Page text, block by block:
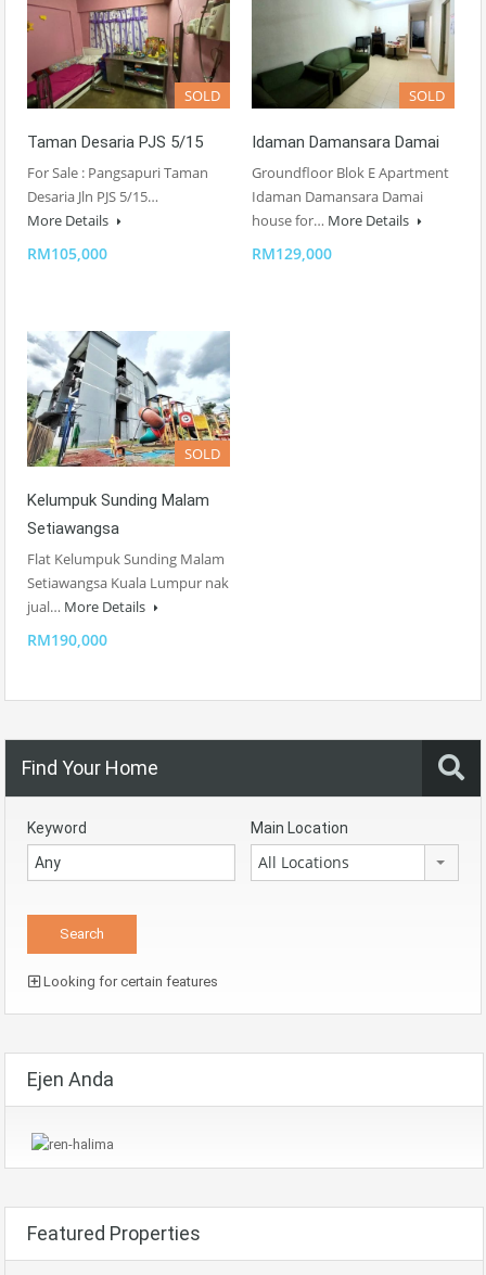
SOLD
Taman Desaria PJS 5/15
For Sale : Pangsapuri Taman
Desaria Jln PJS 5/15…
More Details
RM105,000
SOLD
Idaman Damansara Damai
Groundfloor Blok E Apartment
Idaman Damansara Damai
house for… More Details
RM129,000
SOLD
Kelumpuk Sunding Malam
Setiawangsa
Flat Kelumpuk Sunding Malam
Setiawangsa Kuala Lumpur nak
jual… More Details
RM190,000
Find Your Home
Keyword Main Location
All Locations
Looking for certain features
Ejen Anda
Featured Properties